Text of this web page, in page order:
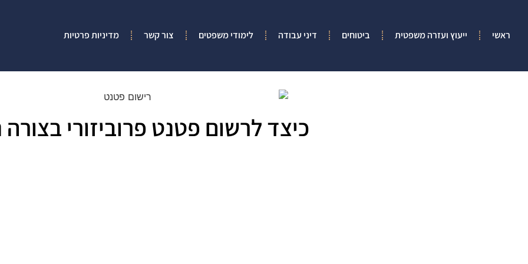
ראשי ייעוץ ועזרה משפטית ביטוחים דיני עבודה לימודי משפטים צור קשר מדיניות פרטיות
כיצד לרשום פטנט פרוביזורי בצורה